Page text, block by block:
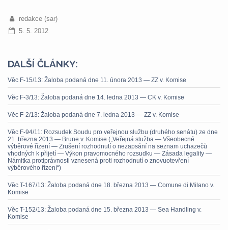
redakce (sar)
5. 5. 2012
DALŠÍ ČLÁNKY:
Věc F-15/13: Žaloba podaná dne 11. února 2013 — ZZ v. Komise
Věc F-3/13: Žaloba podaná dne 14. ledna 2013 — CK v. Komise
Věc F-2/13: Žaloba podaná dne 7. ledna 2013 — ZZ v. Komise
Věc F-94/11: Rozsudek Soudu pro veřejnou službu (druhého senátu) ze dne
21. března 2013 — Brune v. Komise („Veřejná služba — Všeobecné
výběrové řízení — Zrušení rozhodnutí o nezapsání na seznam uchazečů
vhodných k přijetí — Výkon pravomocného rozsudku — Zásada legality —
Námitka protiprávnosti vznesená proti rozhodnutí o znovuotevření
výběrového řízení“)
Věc T-167/13: Žaloba podaná dne 18. března 2013 — Comune di Milano v.
Komise
Věc T-152/13: Žaloba podaná dne 15. března 2013 — Sea Handling v.
Komise